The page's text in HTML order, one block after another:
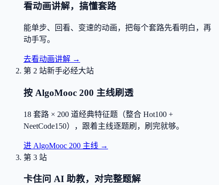
看动画讲解，搞懂套路
能单步、回看、变速的动画，把每个套路先看明白，再
动手写。
去看动画讲解 →
第 2 站新手必经大站
按 AlgoMooc 200 主线刷透
18 套路 × 200 道经典特征题（整合 Hot100 +
NeetCode150），跟着主线逐题刷，刷完就够。
进 AlgoMooc 200 主线 →
第 3 站
卡住问 AI 助教，对完整题解